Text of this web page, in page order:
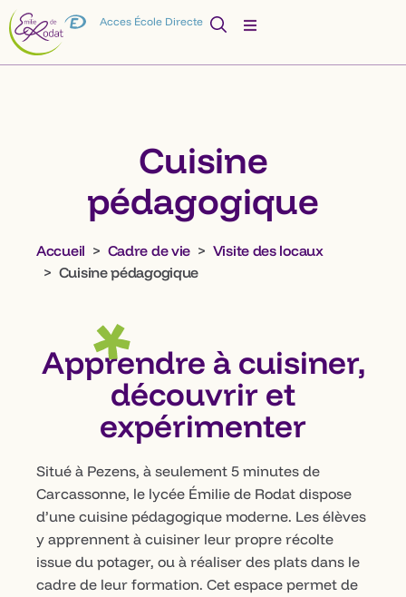
Acces École Directe
Cuisine
pédagogique
Accueil Cadre de vie
Visite des locaux
Cuisine pédagogique
Apprendre à cuisiner,
découvrir et
expérimenter
Situé à Pezens, à seulement 5 minutes de
Carcassonne, le lycée Émilie de Rodat dispose
d’une cuisine pédagogique moderne. Les élèves
y apprennent à cuisiner leur propre récolte
issue du potager, ou à réaliser des plats dans le
cadre de leur formation. Cet espace permet de